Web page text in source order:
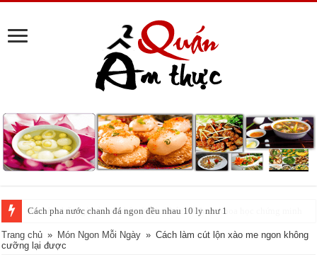
Cách pha nước chanh đá ngon đều nhau 10 ly như 1
Trang chủ » Món Ngon Mỗi Ngày » Cách làm cút lộn xào me ngon không
cưỡng lại được